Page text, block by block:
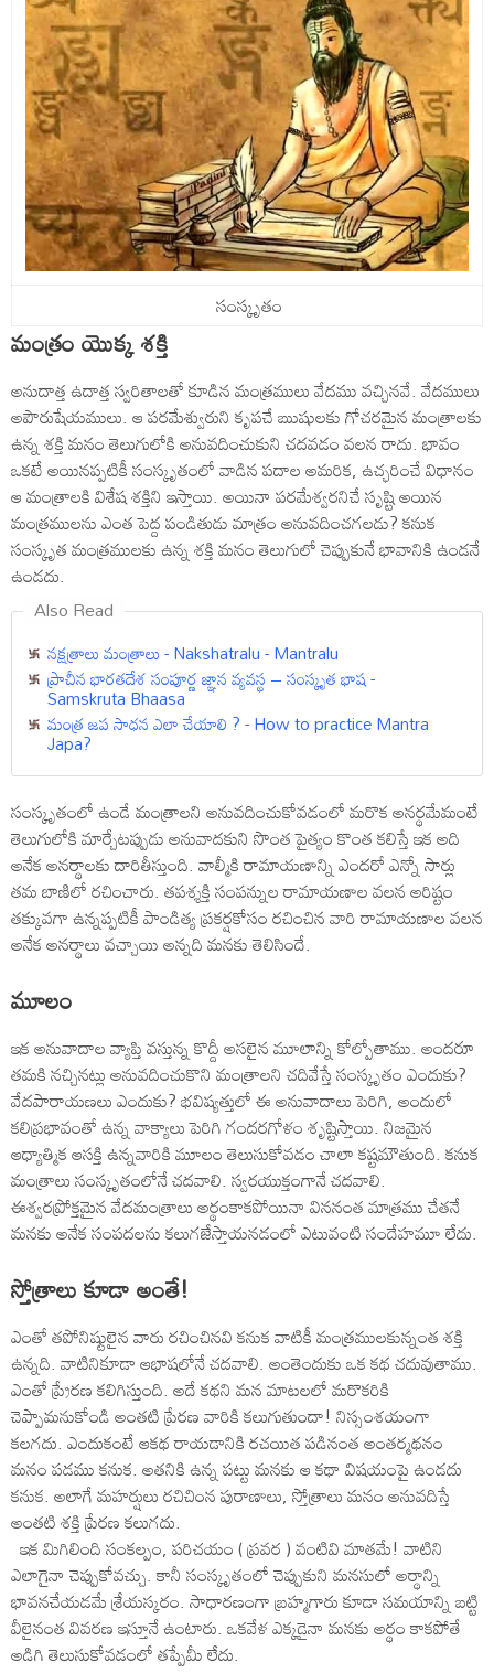
సంస్కృతం
మంత్రం యొక్క శక్తి
అనుదాత్త ఉదాత్త స్వరితాలతో కూడిన మంత్రములు వేదము వచ్చినవే. వేదములు
అపౌరుషేయములు. ఆ పరమేశ్వురుని కృపచే ఋషులకు గోచరమైన మంత్రాలకు
ఉన్న శక్తి మనం తెలుగులోకి అనువదించుకుని చదవడం వలన రాదు. భావం
ఒకటే అయినప్పటికీ సంస్కృతంలో వాడిన పదాల అమరిక, ఉచ్ఛరించే విధానం
ఆ మంత్రాలకి విశేష శక్తిని ఇస్తాయి. అయినా పరమేశ్వరనిచే సృష్టి అయిన
మంత్రములను ఎంత పెద్ద పండితుడు మాత్రం అనువదించగలడు? కనుక
సంస్కృత మంత్రములకు ఉన్న శక్తి మనం తెలుగులో చెప్పుకునే భావానికి ఉండనే
ఉండదు.
Also Read
నక్షత్రాలు మంత్రాలు - Nakshatralu - Mantralu
ప్రాచీన భారతదేశ సంపూర్ణ జ్ఞాన వ్యవస్థ – సంస్కృత భాష -
Samskruta Bhaasa
మంత్ర జప సాధన ఎలా చేయాలి ? - How to practice Mantra
Japa?
సంస్కృతంలో ఉండే మంత్రాలని అనువదించుకోవడంలో మరొక అనర్థమేమంటే
తెలుగులోకి మార్చేటప్పుడు అనువాదకుని సొంత పైత్యం కొంత కలిస్తే ఇక అది
అనేక అనర్థాలకు దారితీస్తుంది. వాల్మీకి రామాయణాన్ని ఎందరో ఎన్నో సార్లు
తమ బాణిలో రచించారు. తపశ్శక్తి సంపన్నుల రామాయణాల వలన అరిష్టం
తక్కువగా ఉన్నప్పటికీ పాండిత్య ప్రకర్షకోసం రచించిన వారి రామాయణాల వలన
అనేక అనర్థాలు వచ్చాయి అన్నది మనకు తెలిసిందే.
మూలం
ఇక అనువాదాల వ్యాప్తి వస్తున్న కొద్దీ అసలైన మూలాన్ని కోల్పోతాము. అందరూ
తమకి నచ్చినట్లు అనువదించుకొని మంత్రాలని చదివేస్తే సంస్కృతం ఎందుకు?
వేదపారాయణలు ఎందుకు? భవిష్యత్తులో ఈ అనువాదాలు పెరిగి, అందులో
కలిప్రభావంతో ఉన్న వాక్యాలు పెరిగి గందరగోళం శృష్టిస్తాయి. నిజమైన
ఆధ్యాత్మిక ఆసక్తి ఉన్నవారికి మూలం తెలుసుకోవడం చాలా కష్టమౌతుంది. కనుక
మంత్రాలు సంస్కృతంలోనే చదవాలి. స్వరయుక్తంగానే చదవాలి.
ఈశ్వరప్రోక్తమైన వేదమంత్రాలు అర్థంకాకపోయినా విననంత మాత్రము చేతనే
మనకు అనేక సంపదలను కలుగజేస్తాయనడంలో ఎటువంటి సందేహమూ లేదు.
స్తోత్రాలు కూడా అంతే!
ఎంతో తపోనిష్టులైన వారు రచించినవి కనుక వాటికీ మంత్రములకున్నంత శక్తి
ఉన్నది. వాటినికూడా ఆభాషలోనే చదవాలి. అంతెందుకు ఒక కథ చదువుతాము.
ఎంతో ప్ర్రేరణ కలిగిస్తుంది. అదే కథని మన మాటలలో మరొకరికి
చెప్పామనుకోండి అంతటి ప్రేరణ వారికి కలుగుతుందా! నిస్సంశయంగా
కలగదు. ఎందుకంటే ఆకథ రాయడానికి రచయిత పడినంత అంతర్మథనం
మనం పడము కనుక. అతనికి ఉన్న పట్టు మనకు ఆ కథా విషయంపై ఉండదు
కనుక. అలాగే మహర్షులు రచిచింన పురాణాలు, స్తోత్రాలు మనం అనువదిస్తే
అంతటి శక్తి ప్రేరణ కలుగదు.
ఇక మిగిలింది సంకల్పం, పరిచయం ( ప్రవర ) వంటివి మాతమే! వాటిని
ఎలాగైనా చెప్పుకోవచ్చు. కానీ సంస్కృతంలో చెప్పుకుని మనసులో అర్థాన్ని
భావనచేయడమే శ్రేయస్కరం. సాధారణంగా బ్రహ్మగారు కూడా సమయాన్ని బట్టి
వీలైనంత వివరణ ఇస్తూనే ఉంటారు. ఒకవేళ ఎక్కడైనా మనకు అర్థం కాకపోతే
అడిగి తెలుసుకోవడంలో తప్పేమీ లేదు.